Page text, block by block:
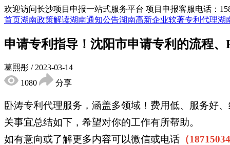
欢迎访问长沙项目申报一站式服务平台 项目申报客服电话：
首页湖南政策解读湖南通知公告湖南高新企业软著专利代理湖
申请专利指导！沈阳市申请专利的流程
葛熙彤 / 2023-03-14
1080
分享
卧涛专利代理服务，涵盖多领域！费用低、服务好
关事宜总结如下，希望对你的工作有所帮助。
如有意向或了解更多内容可以微信或电话 （